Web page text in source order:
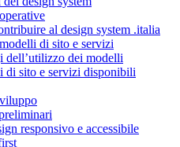
al design system .italia
di sito e servizi
dell’utilizzo dei modelli
di sito e servizi disponibili
responsivo e accessibile